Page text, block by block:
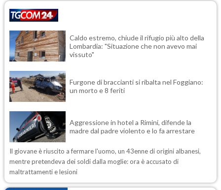
Caldo estremo, chiude il rifugio più alto della
Lombardia: "Situazione che non avevo mai
vissuto"
Furgone di braccianti si ribalta nel Foggiano:
un morto e 8 feriti
Aggressione in hotel a Rimini, difende la
madre dal padre violento e lo fa arrestare
Il giovane è riuscito a fermare l'uomo, un 43enne di origini albanesi,
mentre pretendeva dei soldi dalla moglie: ora è accusato di
maltrattamenti e lesioni